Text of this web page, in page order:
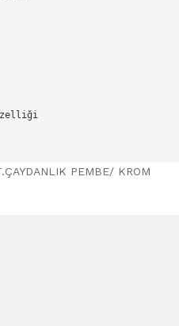
PEMBE/ KROM